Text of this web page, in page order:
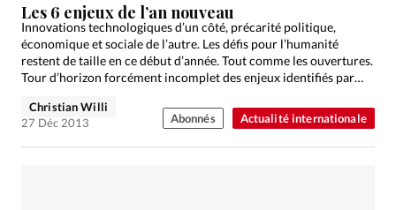
Actualité internationale
Les 6 enjeux de l’an nouveau
Innovations technologiques d’un côté, précarité politique,
économique et sociale de l’autre. Les défis pour l’humanité
restent de taille en ce début d’année. Tout comme les ouvertures.
Tour d’horizon forcément incomplet des enjeux identifiés par
Christian Willi
27 Déc 2013
Abonnés